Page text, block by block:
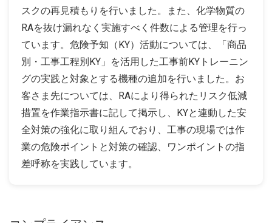
スクの再見積もりを行いました。また、化学物質の
RAを抜け漏れなく実施すべく件数による管理を行っ
ています。危険予知（KY）活動については、「商品
別・工事工程別KY」を活用した工事前KYトレーニン
グの実践と対象とする機種の追加を行いました。お
客さま先については、RAにより得られたリスク低減
措置を作業指示書に記して掲示し、KYと連動した安
全対策の強化に取り組んでおり、工事の現場では作
業の危険ポイントと対策の確認、ワンポイントの指
差呼称を実践しています。